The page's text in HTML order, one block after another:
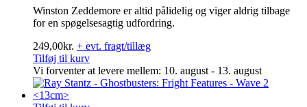
Winston Zeddemore er altid pålidelig og viger aldrig tilbage
for en spøgelsesagtig udfordring.
249,00kr. + evt. fragt/tillæg
Tilføj til kurv
Vi forventer at levere mellem: 10. august - 13. august